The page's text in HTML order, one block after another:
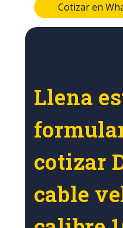
Cotizar en
Llena
cotizar
cable